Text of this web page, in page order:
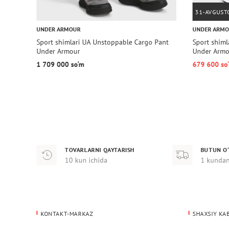
UNDER ARMOUR
Sport shimlari UA Unstoppable Cargo Pant
Under Armour
1 709 000 so‘m
31-
UNDER
Sport
Under
679 600
TOVARLARNI QAYTARISH
10 kun ichida
BUTUN
1
KONTAKT-MARKAZ SHAXSIY